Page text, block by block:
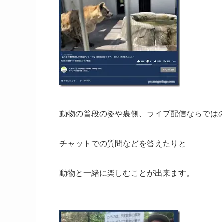
動物の普段の姿や裏側、ライブ配信ならでは
チャットでの質問などを答えたりと
動物と一緒に楽しむことが出来ます。